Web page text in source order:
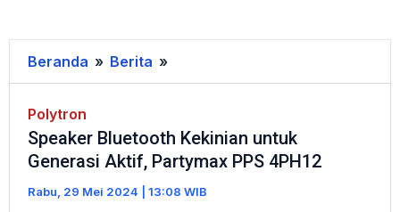
Beranda » Berita »
Bluetooth
untuk
Generasi
Aktif,
Polytron
Speaker Bluetooth Kekinian untuk
Generasi Aktif, Partymax PPS 4PH12
Rabu, 29 Mei 2024 | 13:08 WIB